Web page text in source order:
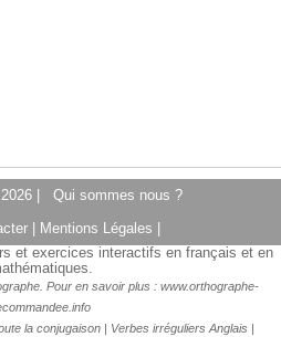
| Qui sommes nous ?
Mentions Légales
et exercices interactifs en français et en
Pour en savoir plus : www.orthographe-
la conjugaison| Verbes irréguliers Anglais |